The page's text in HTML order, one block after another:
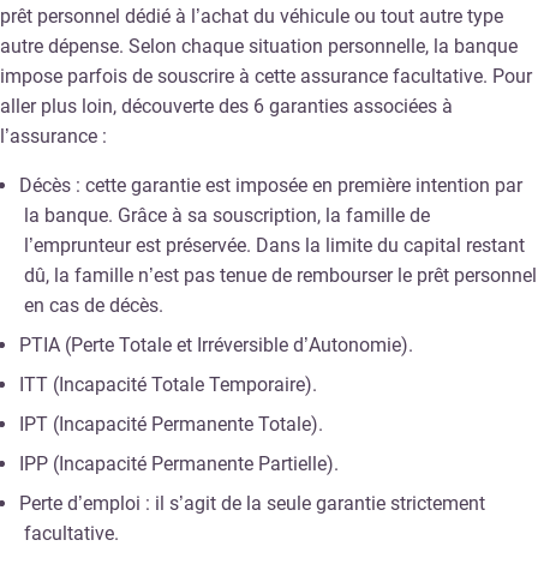
prêt personnel dédié à l’achat du véhicule ou tout autre type
autre dépense. Selon chaque situation personnelle, la banque
impose parfois de souscrire à cette assurance facultative. Pour
aller plus loin, découverte des 6 garanties associées à
l’assurance :
Décès : cette garantie est imposée en première intention par
la banque. Grâce à sa souscription, la famille de
l’emprunteur est préservée. Dans la limite du capital restant
dû, la famille n’est pas tenue de rembourser le prêt personnel
en cas de décès.
PTIA (Perte Totale et Irréversible d’Autonomie).
ITT (Incapacité Totale Temporaire).
IPT (Incapacité Permanente Totale).
IPP (Incapacité Permanente Partielle).
Perte d’emploi : il s’agit de la seule garantie strictement
facultative.